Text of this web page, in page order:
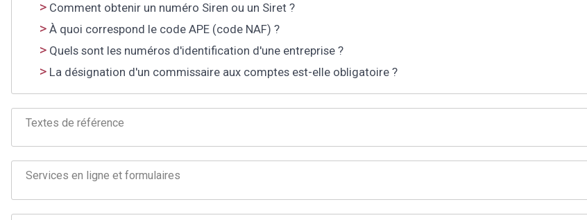
Comment obtenir un numéro Siren ou un Siret ?
À quoi correspond le code APE (code NAF) ?
Quels sont les numéros d'identification d'une entreprise ?
La désignation d'un commissaire aux comptes est-elle obligatoire ?
Textes de référence
Services en ligne et formulaires